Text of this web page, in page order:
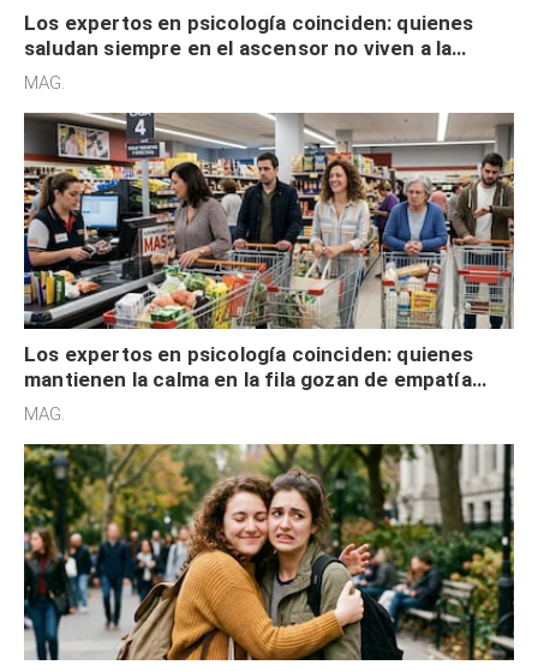
Los expertos en psicología coinciden: quienes
saludan siempre en el ascensor no viven a la
defensiva y tienen apertura social
MAG.
Los expertos en psicología coinciden: quienes
mantienen la calma en la fila gozan de empatía
cognitiva, gratitud y no solo tienen autocontrol
MAG.